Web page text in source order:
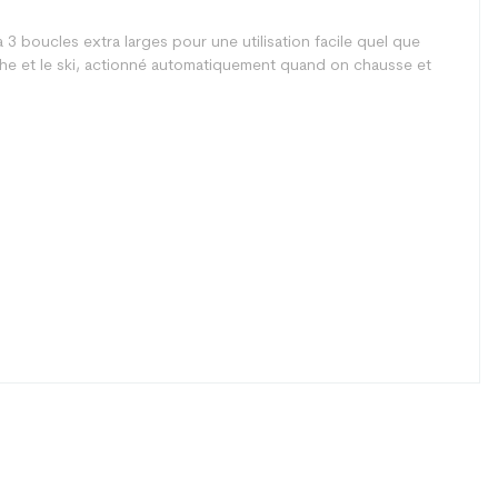
boucles extra larges pour une utilisation facile quel que
et le ski, actionné automatiquement quand on chausse et